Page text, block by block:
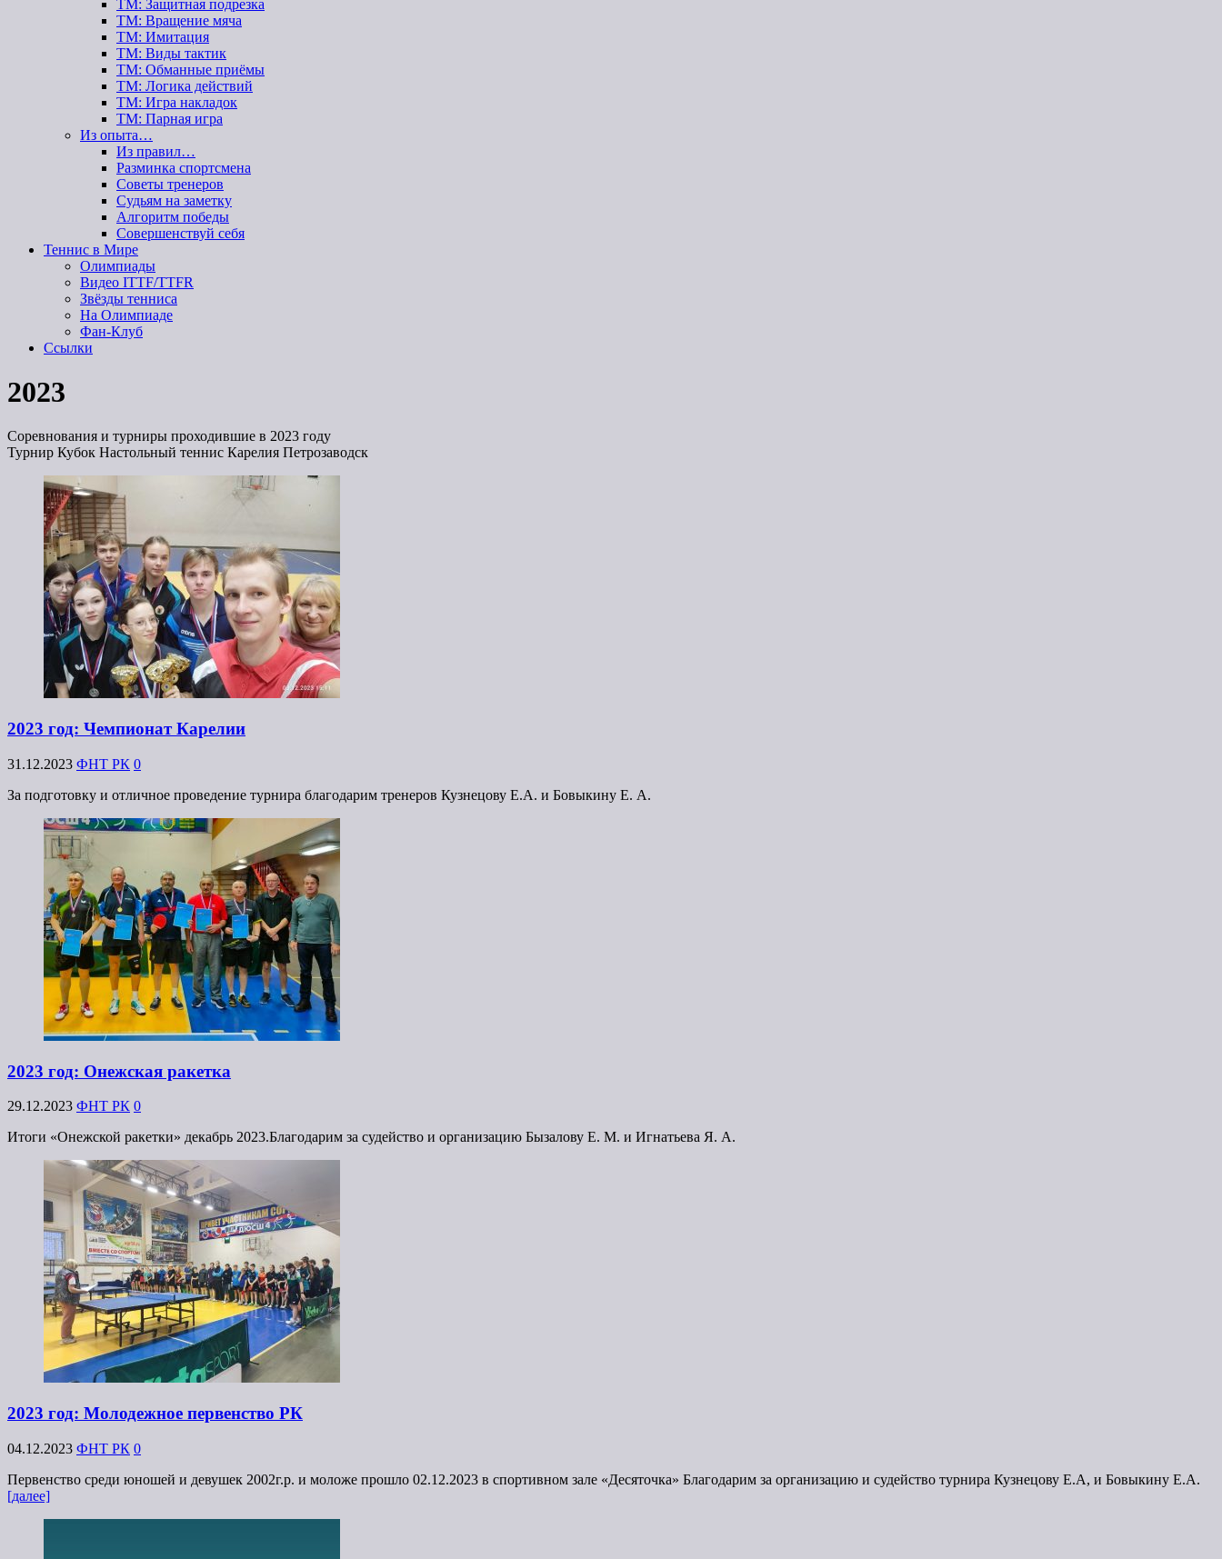
ТМ: Защитная подрезка
ТМ: Вращение мяча
ТМ: Имитация
ТМ: Виды тактик
ТМ: Обманные приёмы
ТМ: Логика действий
ТМ: Игра накладок
ТМ: Парная игра
Из опыта…
Из правил…
Разминка спортсмена
Советы тренеров
Судьям на заметку
Алгоритм победы
Совершенствуй себя
Теннис в Мире
Олимпиады
Видео ITTF/TTFR
Звёзды тенниса
На Олимпиаде
Фан-Клуб
Ссылки
2023
Соревнования и турниры проходившие в 2023 году
Турнир Кубок Настольный теннис Карелия Петрозаводск
2023 год: Чемпионат Карелии
31.12.2023 ФНТ РК 0
За подготовку и отличное проведение турнира благодарим тренеров Кузнецову Е.А. и Бовыкину Е. А.
2023 год: Онежская ракетка
29.12.2023 ФНТ РК 0
Итоги «Онежской ракетки» декабрь 2023.Благодарим за судейство и организацию Бызалову Е. М. и Игнатьева Я. А.
2023 год: Молодежное первенство РК
04.12.2023 ФНТ РК 0
Первенство среди юношей и девушек 2002г.р. и моложе прошло 02.12.2023 в спортивном зале «Десяточка» Благодарим за организацию и судейство турнира Кузнецову Е.А, и Бовыкину Е.А.
[далее]